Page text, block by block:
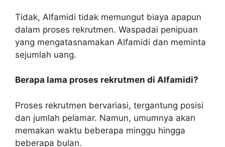
Tidak, Alfamidi tidak memungut biaya apapun
dalam proses rekrutmen. Waspadai penipuan
yang mengatasnamakan Alfamidi dan meminta
sejumlah uang.
Berapa lama proses rekrutmen di Alfamidi?
Proses rekrutmen bervariasi, tergantung posisi
dan jumlah pelamar. Namun, umumnya akan
memakan waktu beberapa minggu hingga
beberapa bulan.